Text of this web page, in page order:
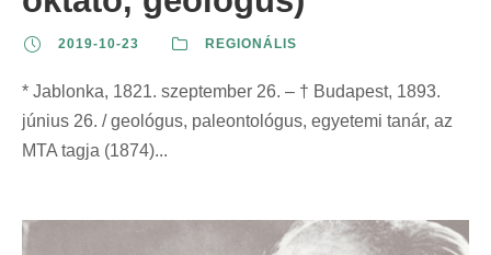
2019-10-23 REGIONÁLIS
* Jablonka, 1821. szeptember 26. – † Budapest, 1893.
június 26. / geológus, paleontológus, egyetemi tanár, az
MTA tagja (1874)...